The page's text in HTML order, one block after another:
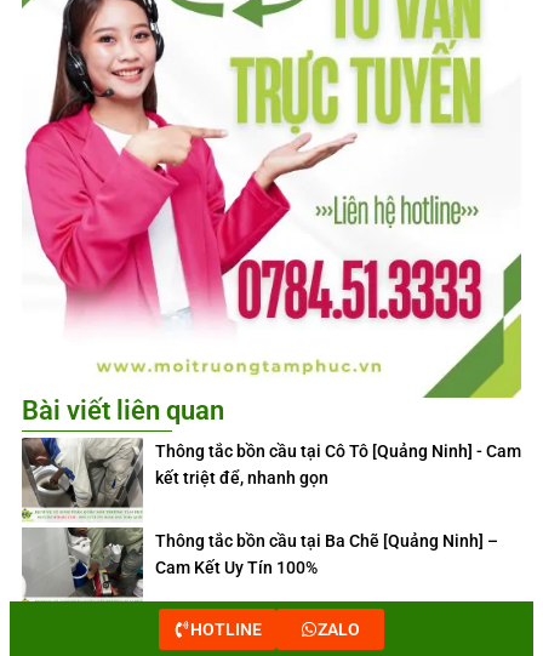
Bài viết liên quan
Thông tắc bồn cầu tại Cô Tô [Quảng Ninh] - Cam
kết triệt để, nhanh gọn
Thông tắc bồn cầu tại Ba Chẽ [Quảng Ninh] –
Cam Kết Uy Tín 100%
Thông tắc bồn cầu tại Bình Liêu [Quảng Ninh] –
HOTLINE ZALO